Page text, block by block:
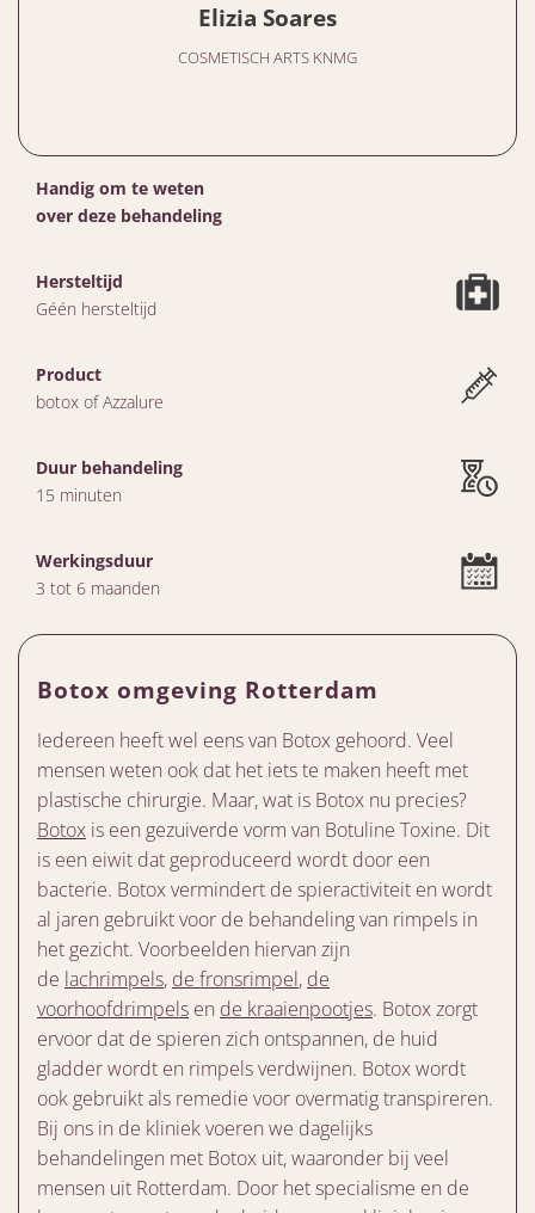
Elizia Soares
COSMETISCH ARTS KNMG
Handig om te weten
over deze behandeling
Hersteltijd
Géén hersteltijd
Product
botox of Azzalure
Duur behandeling
15 minuten
Werkingsduur
3 tot 6 maanden
Botox omgeving Rotterdam
Iedereen heeft wel eens van Botox gehoord. Veel
mensen weten ook dat het iets te maken heeft met
plastische chirurgie. Maar, wat is Botox nu precies?
Botox is een gezuiverde vorm van Botuline Toxine. Dit
is een eiwit dat geproduceerd wordt door een
bacterie. Botox vermindert de spieractiviteit en wordt
al jaren gebruikt voor de behandeling van rimpels in
het gezicht. Voorbeelden hiervan zijn
de lachrimpels, de fronsrimpel, de
voorhoofdrimpels en de kraaienpootjes. Botox zorgt
ervoor dat de spieren zich ontspannen, de huid
gladder wordt en rimpels verdwijnen. Botox wordt
ook gebruikt als remedie voor overmatig transpireren.
Bij ons in de kliniek voeren we dagelijks
behandelingen met Botox uit, waaronder bij veel
mensen uit Rotterdam. Door het specialisme en de